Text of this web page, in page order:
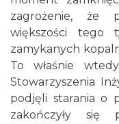
zagrożenie, że
większości tego
zamykanych
To właśnie
Stowarzyszenia
podjęli starania o
zakończyły się